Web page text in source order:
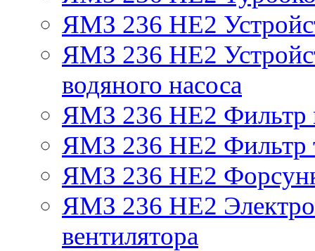
ЯМЗ 236 НЕ2
ЯМЗ 236 НЕ2
водяного насоса
ЯМЗ 236 НЕ2 Фильтр
ЯМЗ 236 НЕ2 Фильтр
ЯМЗ 236 НЕ2
ЯМЗ 236 НЕ2
вентилятора